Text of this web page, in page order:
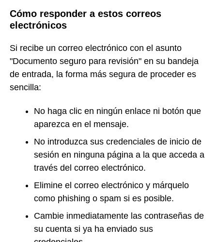
Cómo responder a estos correos
electrónicos
Si recibe un correo electrónico con el asunto
"Documento seguro para revisión" en su bandeja
de entrada, la forma más segura de proceder es
sencilla:
No haga clic en ningún enlace ni botón que
aparezca en el mensaje.
No introduzca sus credenciales de inicio de
sesión en ninguna página a la que acceda a
través del correo electrónico.
Elimine el correo electrónico y márquelo
como phishing o spam si es posible.
Cambie inmediatamente las contraseñas de
su cuenta si ya ha enviado sus